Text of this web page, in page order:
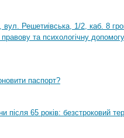
Решетиівська, 1/2, каб. 8
та психологічну
паспорт?
65 років: безстроковий